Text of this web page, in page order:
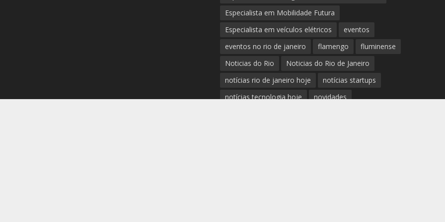
Especialista em Mobilidade Futura
Especialista em veículos elétricos
eventos
eventos no rio de janeiro
flamengo
fluminense
Noticias do Rio
Noticias do Rio de Janeiro
notícias rio de janeiro hoje
notícias startups
notícias tecnologia hoje
novidades